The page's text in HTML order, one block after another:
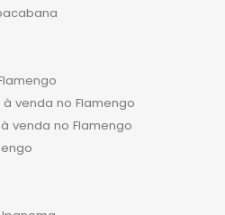
venda no Flamengo
venda no Flamengo